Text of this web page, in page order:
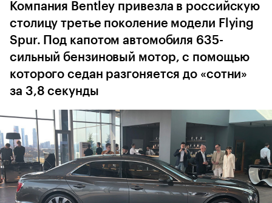
Компания Bentley привезла в российскую
столицу третье поколение модели Flying
Spur. Под капотом автомобиля 635-
сильный бензиновый мотор, с помощью
которого седан разгоняется до «сотни»
за 3,8 секунды